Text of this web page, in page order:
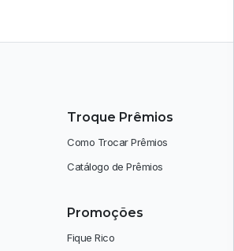
Troque Prêmios
Como Trocar Prêmios
Catálogo de Prêmios
Promoções
Fique Rico